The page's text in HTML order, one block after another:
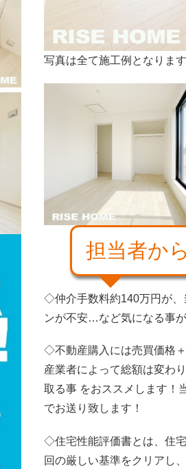
写真は全て施工例となります
担当者か
◇仲介手数料約140万円が、
ンが不安…など気になる事
◇不動産購入には売買価格
産業者によって総額は変わ
取る事 をおススメします！
でお送り致します！
◇住宅性能評価書とは、住
回の厳しい基準をクリアし